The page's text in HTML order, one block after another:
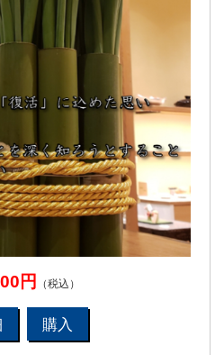
円 （税込）
購入